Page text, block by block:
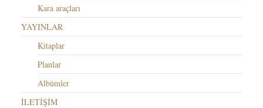
Kara araçları
YAYINLAR
Kitaplar
Planlar
Albümler
İLETİŞİM